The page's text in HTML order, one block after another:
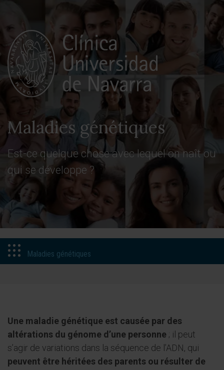
Maladies génétiques
Est-ce quelque chose avec lequel on naît ou
qui se développe ?
Maladies génétiques
Une maladie génétique est causée par des
altérations du génome d’une personne ; il peut
s’agir de variations dans la séquence de l’ADN, qui
peuvent être héritées des parents ou résulter de